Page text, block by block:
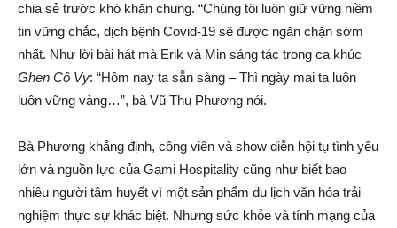
chia sẻ trước khó khăn chung. “Chúng tôi luôn giữ vững niềm
tin vững chắc, dịch bệnh Covid-19 sẽ được ngăn chặn sớm
nhất. Như lời bài hát mà Erik và Min sáng tác trong ca khúc
Ghen Cô Vy: “Hôm nay ta sẵn sàng – Thì ngày mai ta luôn
luôn vững vàng…”, bà Vũ Thu Phương nói.
Bà Phương khẳng định, công viên và show diễn hội tụ tình yêu
lớn và nguồn lực của Gami Hospitality cũng như biết bao
nhiêu người tâm huyết vì một sản phẩm du lịch văn hóa trải
nghiệm thực sự khác biệt. Nhưng sức khỏe và tính mạng của